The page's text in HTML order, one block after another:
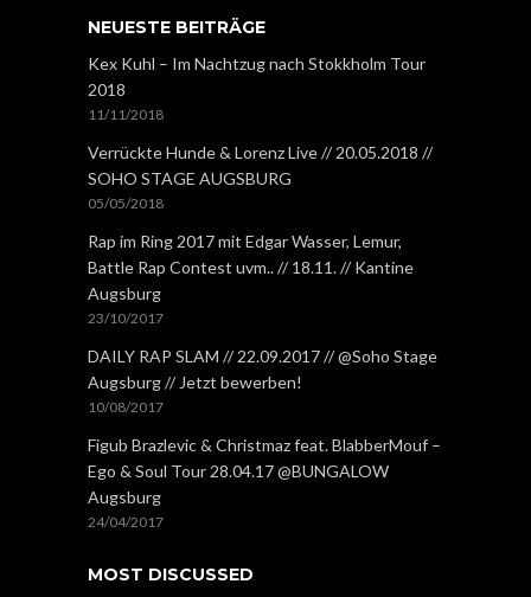
NEUESTE BEITRÄGE
Kex Kuhl – Im Nachtzug nach Stokkholm Tour
2018
11/11/2018
Verrückte Hunde & Lorenz Live // 20.05.2018 //
SOHO STAGE AUGSBURG
05/05/2018
Rap im Ring 2017 mit Edgar Wasser, Lemur,
Battle Rap Contest uvm.. // 18.11. // Kantine
Augsburg
23/10/2017
DAILY RAP SLAM // 22.09.2017 // @Soho Stage
Augsburg // Jetzt bewerben!
10/08/2017
Figub Brazlevic & Christmaz feat. BlabberMouf –
Ego & Soul Tour 28.04.17 @BUNGALOW
Augsburg
24/04/2017
MOST DISCUSSED